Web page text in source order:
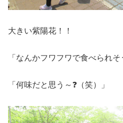
大きい紫陽花！！
「なんかフワフワで食べられそ
「何味だと思う～❓（笑）」